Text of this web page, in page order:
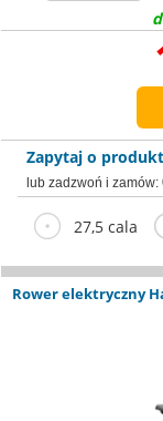
Zapytaj o produkt
lub zadzwoń i zamów:
27,5 cala
Rower elektryczny